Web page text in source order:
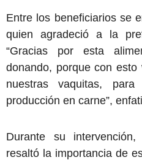
Entre los beneficiarios se
quien agradeció a la
“Gracias por esta
donando, porque con
nuestras vaquitas,
producción en carne”,
Durante su
resaltó la importancia de